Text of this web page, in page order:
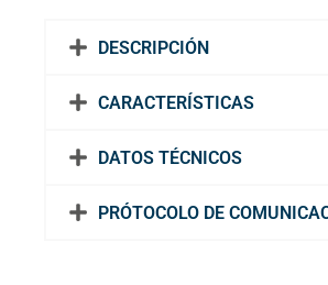
DESCRIPCIÓN
CARACTERÍSTICAS
DATOS TÉCNICOS
PRÓTOCOLO DE